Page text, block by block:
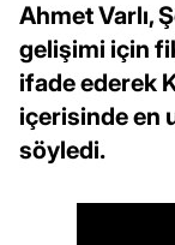
Ahmet Varlı,
gelişimi için
ifade ederek
içerisinde en
söyledi.